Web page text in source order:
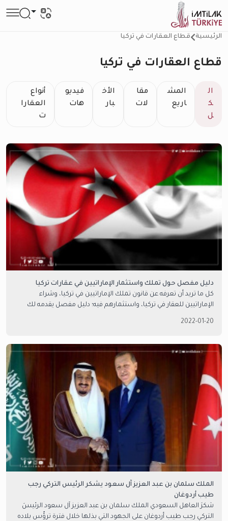
الرئيسية قطاع العقارات في تركيا
قطاع العقارات في تركيا
ال
ك
ل
المش
اريع
مقا
لات
الأخ
بار
فيديو
هات
أنواع
العقارا
ت
دليل مفصل حول تملك واستثمار الإماراتيين في عقارات تركيا
كل ما تريد أن تعرفه عن قانون تملك الإماراتيين في تركيا، وشراء
الإماراتيين للعقار في تركيا، واستثمارهم فيه؛ دليل مفصل يقدمه لك
2022-01-20
الملك سلمان بن عبد العزيز آل سعود يشكر الرئيس التركي رجب
طيب أردوغان
شكرَ العاهل السعودي الملك سلمان بن عبد العزيز آل سعود الرئيسَ
التركي رجب طيب أردوغان على الجهود التي بذلها خلال فترة ترؤّس بلاده